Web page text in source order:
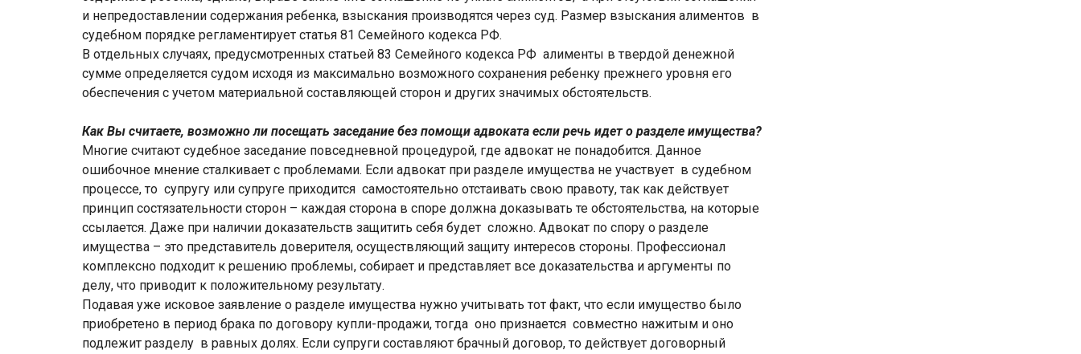
и непредоставлении содержания ребенка, взыскания производятся через суд. Размер взыскания алиментов в
судебном порядке регламентирует статья 81 Семейного кодекса РФ.
В отдельных случаях, предусмотренных статьей 83 Семейного кодекса РФ алименты в твердой денежной
сумме определяется судом исходя из максимально возможного сохранения ребенку прежнего уровня его
обеспечения с учетом материальной составляющей сторон и других значимых обстоятельств.
Как Вы считаете, возможно ли посещать заседание без помощи адвоката если речь идет о разделе имущества?
Многие считают судебное заседание повседневной процедурой, где адвокат не понадобится. Данное
ошибочное мнение сталкивает с проблемами. Если адвокат при разделе имущества не участвует в судебном
процессе, то супругу или супруге приходится самостоятельно отстаивать свою правоту, так как действует
принцип состязательности сторон – каждая сторона в споре должна доказывать те обстоятельства, на которые
ссылается. Даже при наличии доказательств защитить себя будет сложно. Адвокат по спору о разделе
имущества – это представитель доверителя, осуществляющий защиту интересов стороны. Профессионал
комплексно подходит к решению проблемы, собирает и представляет все доказательства и аргументы по
делу, что приводит к положительному результату.
Подавая уже исковое заявление о разделе имущества нужно учитывать тот факт, что если имущество было
приобретено в период брака по договору купли-продажи, тогда оно признается совместно нажитым и оно
подлежит разделу в равных долях. Если супруги составляют брачный договор, то действует договорный